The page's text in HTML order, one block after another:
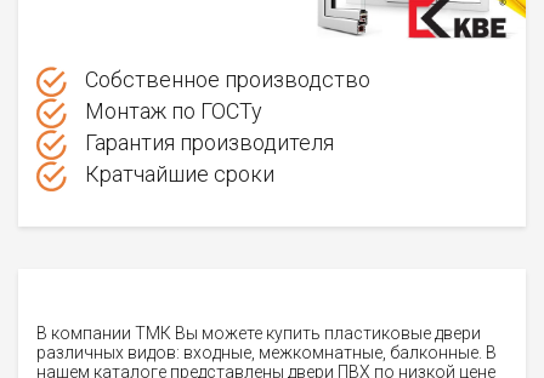
Собственное производство
Монтаж по ГОСТу
Гарантия производителя
Кратчайшие сроки
В компании ТМК Вы можете купить пластиковые двери
различных видов: входные, межкомнатные, балконные. В
нашем каталоге представлены двери ПВХ по низкой цене